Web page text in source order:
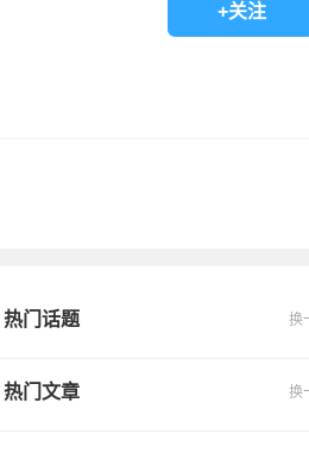
+关注
热门话题 换
热门文章 换